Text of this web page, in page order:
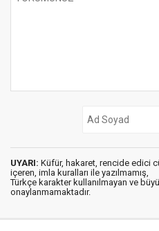
UYARI: Küfür, hakaret, rencide edici
içeren, imla kuralları ile yazılmamış,
Türkçe karakter kullanılmayan ve
onaylanmamaktadır.